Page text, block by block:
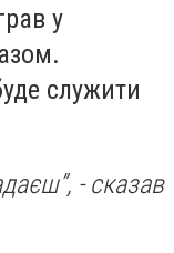
у
служити
- сказав